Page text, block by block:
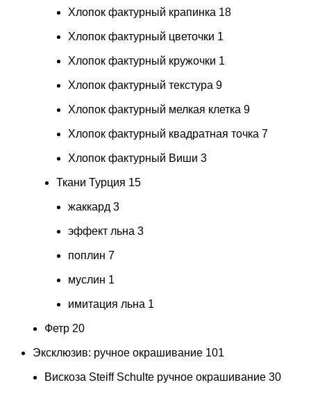
Хлопок фактурный крапинка 18
Хлопок фактурный цветочки 1
Хлопок фактурный кружочки 1
Хлопок фактурный текстура 9
Хлопок фактурный мелкая клетка 9
Хлопок фактурный квадратная точка 7
Хлопок фактурный Виши 3
Ткани Турция 15
жаккард 3
эффект льна 3
поплин 7
муслин 1
имитация льна 1
Фетр 20
Эксклюзив: ручное окрашивание 101
Вискоза Steiff Schulte ручное окрашивание 30